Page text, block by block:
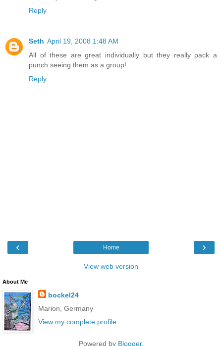
Reply
Seth April 19, 2008 1:48 AM
All of these are great individually but they really pack a
punch seeing them as a group!
Reply
‹ ›
Home
View web version
About Me
bockel24
Marion, Germany
View my complete profile
Powered by Blogger.